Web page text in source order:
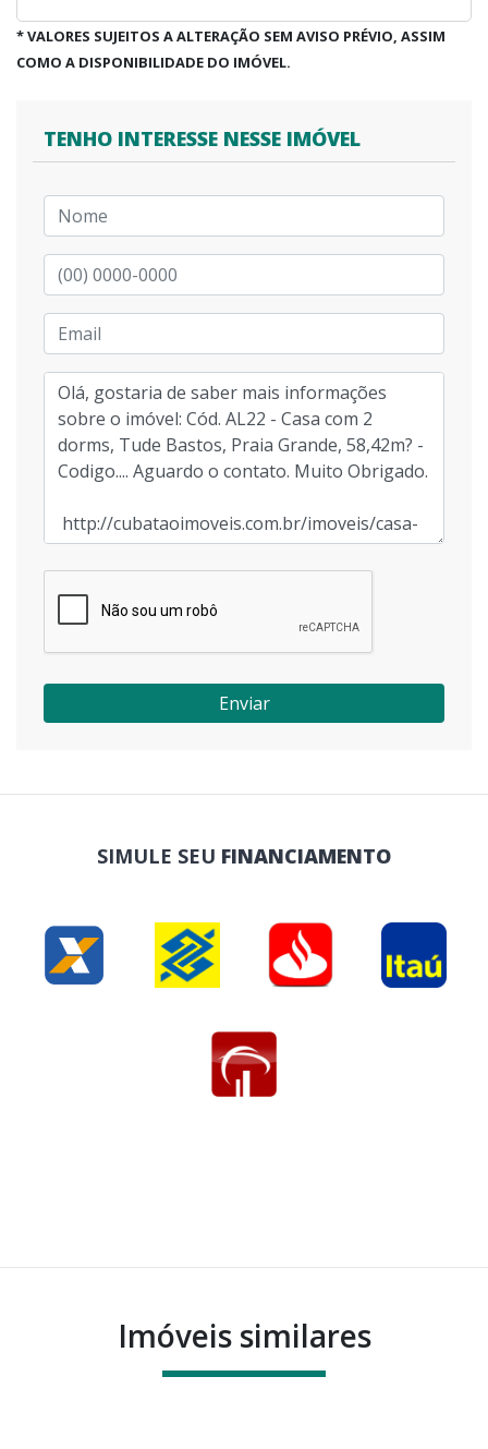
* VALORES SUJEITOS A ALTERAÇÃO SEM AVISO PRÉVIO, ASSIM
COMO A DISPONIBILIDADE DO IMÓVEL.
TENHO INTERESSE NESSE IMÓVEL
Enviar
SIMULE SEU FINANCIAMENTO
Imóveis similares